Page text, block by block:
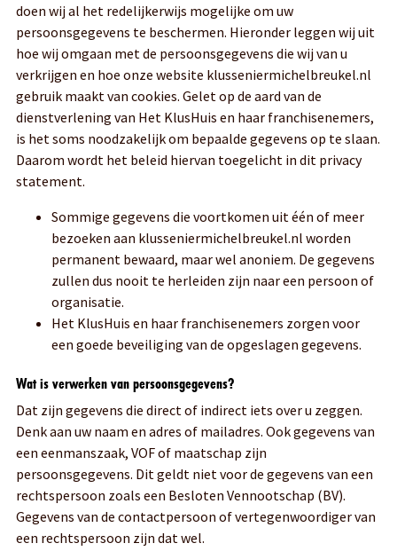
doen wij al het redelijkerwijs mogelijke om uw
persoonsgegevens te beschermen. Hieronder leggen wij uit
hoe wij omgaan met de persoonsgegevens die wij van u
verkrijgen en hoe onze website klusseniermichelbreukel.nl
gebruik maakt van cookies. Gelet op de aard van de
dienstverlening van Het KlusHuis en haar franchisenemers,
is het soms noodzakelijk om bepaalde gegevens op te slaan.
Daarom wordt het beleid hiervan toegelicht in dit privacy
statement.
Sommige gegevens die voortkomen uit één of meer
bezoeken aan klusseniermichelbreukel.nl worden
permanent bewaard, maar wel anoniem. De gegevens
zullen dus nooit te herleiden zijn naar een persoon of
organisatie.
Het KlusHuis en haar franchisenemers zorgen voor
een goede beveiliging van de opgeslagen gegevens.
Wat is verwerken van persoonsgegevens?
Dat zijn gegevens die direct of indirect iets over u zeggen.
Denk aan uw naam en adres of mailadres. Ook gegevens van
een eenmanszaak, VOF of maatschap zijn
persoonsgegevens. Dit geldt niet voor de gegevens van een
rechtspersoon zoals een Besloten Vennootschap (BV).
Gegevens van de contactpersoon of vertegenwoordiger van
een rechtspersoon zijn dat wel.